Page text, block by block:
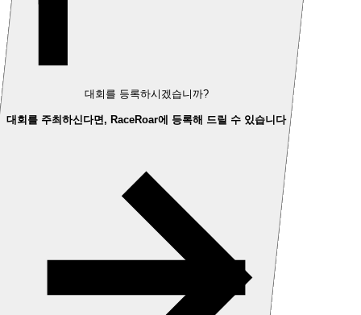
대회를 등록하시겠습니까?
대회를 주최하신다면, RaceRoar에 등록해 드릴 수 있습니다